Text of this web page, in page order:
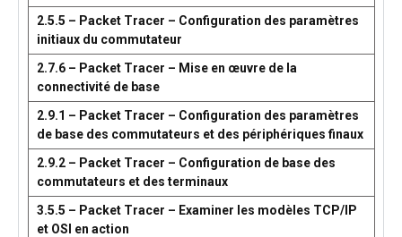
2.5.5 – Packet Tracer – Configuration des paramètres
initiaux du commutateur
2.7.6 – Packet Tracer – Mise en œuvre de la
connectivité de base
2.9.1 – Packet Tracer – Configuration des paramètres
de base des commutateurs et des périphériques finaux
2.9.2 – Packet Tracer – Configuration de base des
commutateurs et des terminaux
3.5.5 – Packet Tracer – Examiner les modèles TCP/IP
et OSI en action